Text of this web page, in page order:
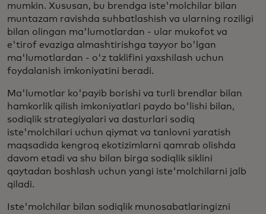
mumkin. Xususan, bu brendga iste'molchilar bilan
muntazam ravishda suhbatlashish va ularning roziligi
bilan olingan ma'lumotlardan - ular mukofot va
e'tirof evaziga almashtirishga tayyor bo'lgan
ma'lumotlardan - o'z taklifini yaxshilash uchun
foydalanish imkoniyatini beradi.
Ma'lumotlar ko'payib borishi va turli brendlar bilan
hamkorlik qilish imkoniyatlari paydo bo'lishi bilan,
sodiqlik strategiyalari va dasturlari sodiq
iste'molchilari uchun qiymat va tanlovni yaratish
maqsadida kengroq ekotizimlarni qamrab olishda
davom etadi va shu bilan birga sodiqlik siklini
qaytadan boshlash uchun yangi iste'molchilarni jalb
qiladi.
Iste'molchilar bilan sodiqlik munosabatlaringizni